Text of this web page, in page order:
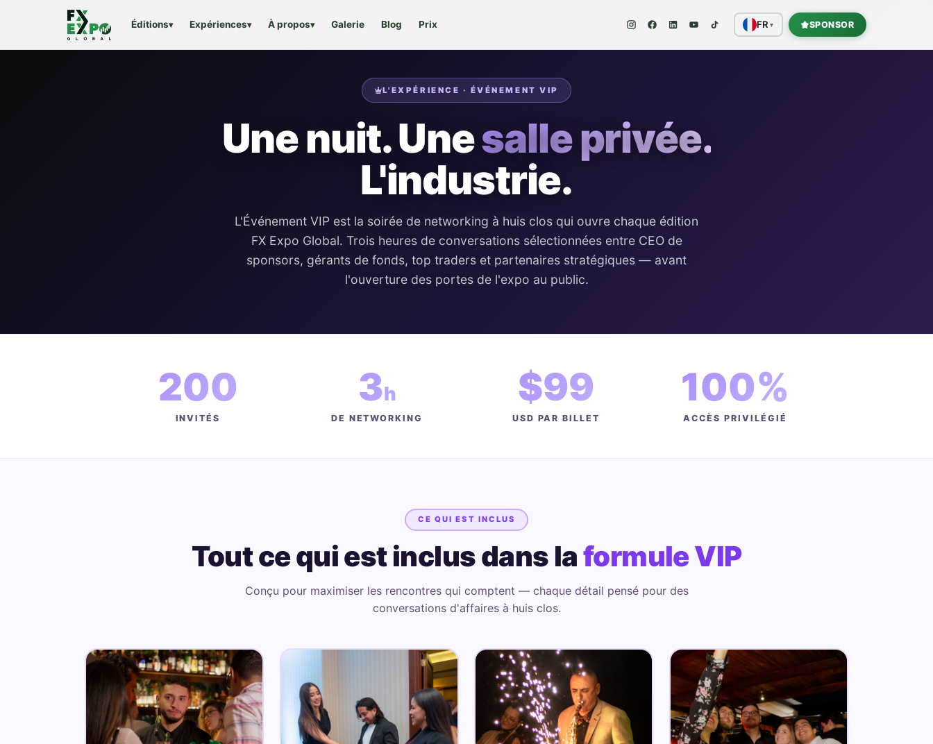
Éditions▾ Expériences▾ À propos▾ Galerie Blog Prix FR ▾ SPONSOR
L'EXPÉRIENCE · ÉVÉNEMENT VIP
Une nuit. Unesalle privée.
L'industrie.
L'Événement VIP est la soirée de networking à huis clos qui ouvre chaque édition
FX Expo Global. Trois heures de conversations sélectionnées entre CEO de
sponsors, gérants de fonds, top traders et partenaires stratégiques — avant
l'ouverture des portes de l'expo au public.
200
INVITÉS
3h
DE NETWORKING
$99
USD PAR BILLET
100%
ACCÈS PRIVILÉGIÉ
CE QUI EST INCLUS
Tout ce qui est inclus dans laformule VIP
Conçu pour maximiser les rencontres qui comptent — chaque détail pensé pour des
conversations d'affaires à huis clos.